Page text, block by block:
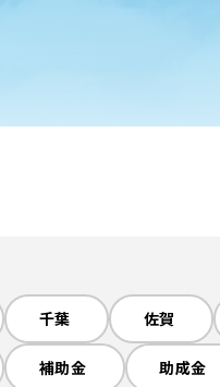
千葉 佐賀
補助金 助成金